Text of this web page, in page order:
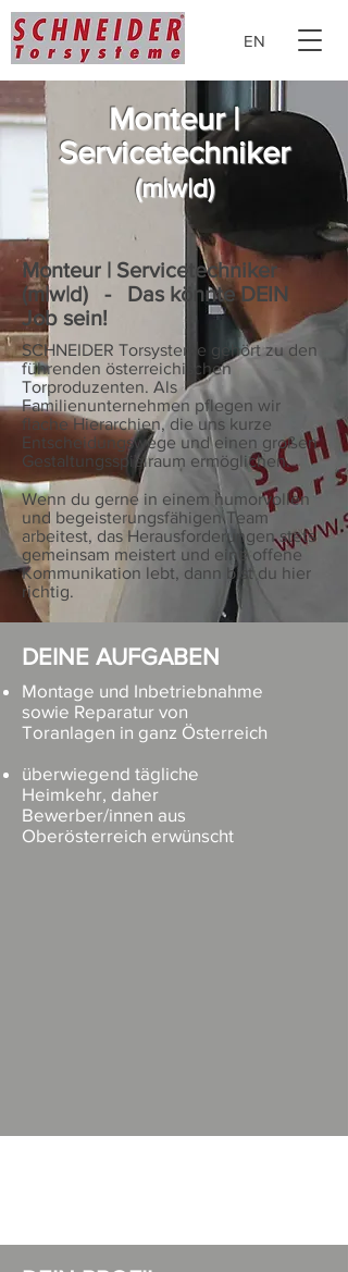
EN
Monteur |
Servicetechniker
(m|w|d)
Monteur | Servicetechniker
(m|w|d) - Das könnte DEIN
Job sein!
SCHNEIDER Torsysteme gehört zu den
führenden österreichischen
Torproduzenten. Als
Familienunternehmen pflegen wir
flache Hierarchien, die uns kurze
Entscheidungswege und einen großen
Gestaltungsspielraum ermöglichen.
Wenn du gerne in einem humorvollen
und begeisterungsfähigen Team
arbeitest, das Herausforderungen stets
gemeinsam meistert und eine offene
Kommunikation lebt, dann bist du hier
richtig.
DEINE AUFGABEN
Montage und Inbetriebnahme
sowie Reparatur von
Toranlagen in ganz Österreich
überwiegend tägliche
Heimkehr, daher
Bewerber/innen aus
Oberösterreich erwünscht